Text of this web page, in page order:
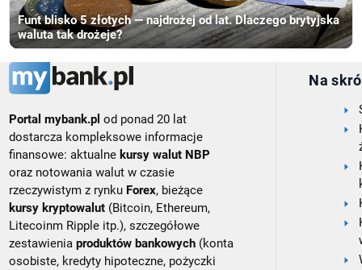
Funt blisko 5 złotych — najdrożej od lat. Dlaczego brytyjska
waluta tak drożeje?
Portal mybank.pl od ponad 20 lat
dostarcza kompleksowe informacje
finansowe: aktualne kursy walut NBP
oraz notowania walut w czasie
rzeczywistym z rynku Forex, bieżące
kursy kryptowalut (Bitcoin, Ethereum,
Litecoinm Ripple itp.), szczegółowe
zestawieniaproduktów bankowych (konta
osobiste, kredyty hipoteczne, pożyczki
Na